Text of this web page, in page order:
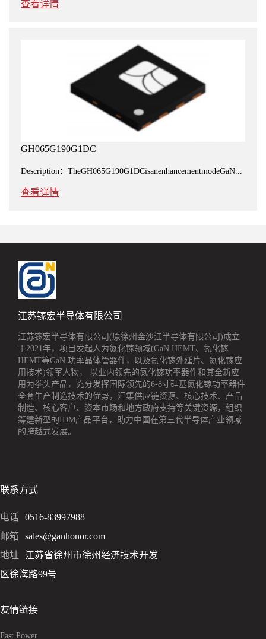
查看详情
GH065G190G1DC
Description：TheGH065G190G1DCisanenhancementmodeGaN...
查看详情
江苏镓宏半导体有限公司
江苏镓宏半导体有限公司(原徐州金沙江半导体有限公司)成立
于2021年，项目发起人为氮化镓领域(GaN HEMT、氮化镓
HEMT等GaN 功率晶体管器件，以及氮化镓外延片、氮化镓应
用技术)领军人物， 以业内领先的氮化镓功率器件和其全新应
用为拳头产品，充分发挥国际领先的6-8寸硅基氮化镓功率器件
全套生产制造技术的优势，汇集供应链资源、核心技术、产品
制造、核心客户、资本市场和地方政府支持等关键资源，组织
筹建新型的IDM产品平台，助力中国在第三代半导体产业领域
的跨越式发展。
联系方式
电话 0516-83997988
邮箱
sales@ganhonor.com
地址
江苏省徐州市徐州经济技术开发
区徐海路99号
友情链接
Fast Power